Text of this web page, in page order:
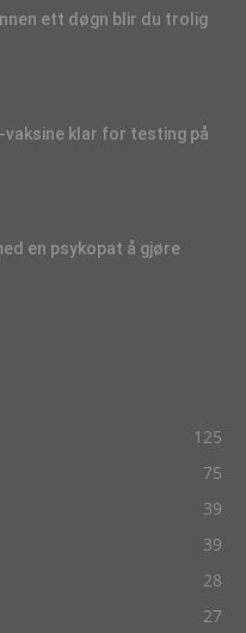
ett døgn blir du trolig
vaksine klar for testing på
en psykopat å gjøre
125
75
39
39
28
27